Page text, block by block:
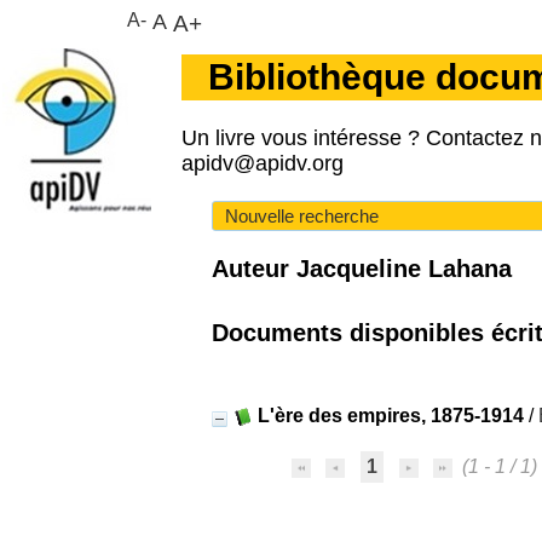
Bibliothèque
Un livre vous intéresse ? Contactez
apidv@apidv.org
Nouvelle recherche
Auteur Jacqueline Lahana
Documents disponibles
L'ère des empires, 1875-1914 /
1 (1 - 1 / 1)
A- A A+